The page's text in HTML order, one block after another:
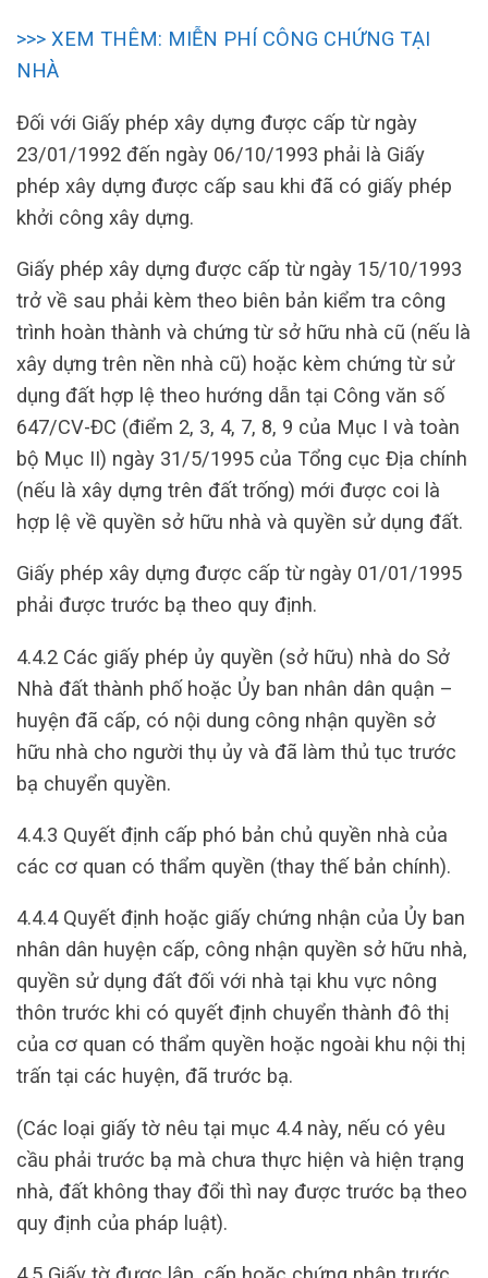
>>> XEM THÊM: MIỄN PHÍ CÔNG CHỨNG TẠI
NHÀ
Đối với Giấy phép xây dựng được cấp từ ngày
23/01/1992 đến ngày 06/10/1993 phải là Giấy
phép xây dựng được cấp sau khi đã có giấy phép
khởi công xây dựng.
Giấy phép xây dựng được cấp từ ngày 15/10/1993
trở về sau phải kèm theo biên bản kiểm tra công
trình hoàn thành và chứng từ sở hữu nhà cũ (nếu là
xây dựng trên nền nhà cũ) hoặc kèm chứng từ sử
dụng đất hợp lệ theo hướng dẫn tại Công văn số
647/CV-ĐC (điểm 2, 3, 4, 7, 8, 9 của Mục I và toàn
bộ Mục II) ngày 31/5/1995 của Tổng cục Địa chính
(nếu là xây dựng trên đất trống) mới được coi là
hợp lệ về quyền sở hữu nhà và quyền sử dụng đất.
Giấy phép xây dựng được cấp từ ngày 01/01/1995
phải được trước bạ theo quy định.
4.4.2 Các giấy phép ủy quyền (sở hữu) nhà do Sở
Nhà đất thành phố hoặc Ủy ban nhân dân quận –
huyện đã cấp, có nội dung công nhận quyền sở
hữu nhà cho người thụ ủy và đã làm thủ tục trước
bạ chuyển quyền.
4.4.3 Quyết định cấp phó bản chủ quyền nhà của
các cơ quan có thẩm quyền (thay thế bản chính).
4.4.4 Quyết định hoặc giấy chứng nhận của Ủy ban
nhân dân huyện cấp, công nhận quyền sở hữu nhà,
quyền sử dụng đất đối với nhà tại khu vực nông
thôn trước khi có quyết định chuyển thành đô thị
của cơ quan có thẩm quyền hoặc ngoài khu nội thị
trấn tại các huyện, đã trước bạ.
(Các loại giấy tờ nêu tại mục 4.4 này, nếu có yêu
cầu phải trước bạ mà chưa thực hiện và hiện trạng
nhà, đất không thay đổi thì nay được trước bạ theo
quy định của pháp luật).